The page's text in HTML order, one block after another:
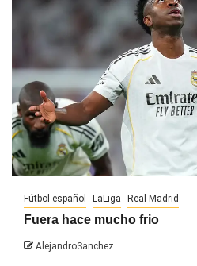
Fútbol español LaLiga Real Madrid
Fuera hace mucho frio
AlejandroSanchez